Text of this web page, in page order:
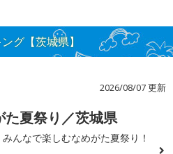
グ【茨城県】
2026/08/07 更新
た夏祭り／茨城県
みんなで楽しむなめがた夏祭り！